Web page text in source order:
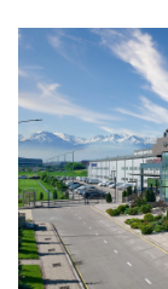
Предложение